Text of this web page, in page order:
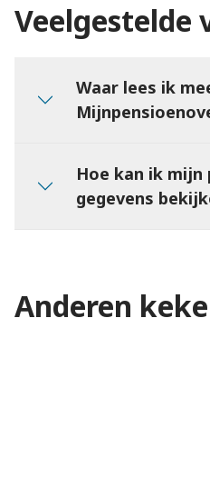
Veelgestelde
Waar lees ik
Hoe kan ik
gegevens
Anderen
Zo werkt
Pensioen